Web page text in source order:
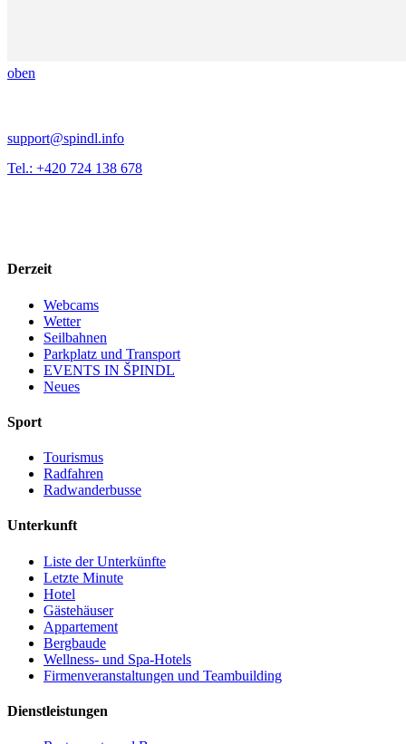
oben
support@spindl.info
Tel.: +420 724 138 678
Derzeit
Webcams
Wetter
Seilbahnen
Parkplatz und Transport
EVENTS IN ŠPINDL
Neues
Sport
Tourismus
Radfahren
Radwanderbusse
Unterkunft
Liste der Unterkünfte
Letzte Minute
Hotel
Gästehäuser
Appartement
Bergbaude
Wellness- und Spa-Hotels
Firmenveranstaltungen und Teambuilding
Dienstleistungen